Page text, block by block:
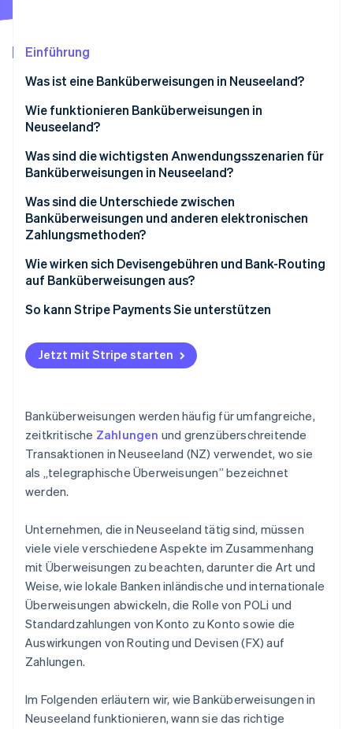
CO₂-Entnahme
Identity
Online-Identitätsprüfung
Stripe-Sessions 2026
Erfahren Sie, wie Stripe Lösungen für die
Jetzt ansehen
Einführung
Was ist eine Banküberweisungen in Neuseeland?
Wie funktionieren Banküberweisungen in
Neuseeland?
Internationale Überweisungen
Inlandsüberweisungen
Was sind die wichtigsten Anwendungsszenarien für
Banküberweisungen in Neuseeland?
Was sind die Unterschiede zwischen
Banküberweisungen und anderen elektronischen
Zahlungsmethoden?
Wire Transfers
Überweisungen von Konto zu Konto
Wie wirken sich Devisengebühren und Bank-Routing
auf Banküberweisungen aus?
Devisenmargen
Bank-Routing
Wer zahlt welche Gebühren?
So kann Stripe Payments Sie unterstützen
Jetzt mit Stripe starten
Banküberweisungen werden häufig für umfangreiche,
zeitkritische Zahlungen und grenzüberschreitende
Transaktionen in Neuseeland (NZ) verwendet, wo sie
als „telegraphische Überweisungen” bezeichnet
werden.
Unternehmen, die in Neuseeland tätig sind, müssen
viele viele verschiedene Aspekte im Zusammenhang
mit Überweisungen zu beachten, darunter die Art und
Weise, wie lokale Banken inländische und internationale
Überweisungen abwickeln, die Rolle von POLi und
Standardzahlungen von Konto zu Konto sowie die
Auswirkungen von Routing und Devisen (FX) auf
Zahlungen.
Im Folgenden erläutern wir, wie Banküberweisungen in
Neuseeland funktionieren, wann sie das richtige